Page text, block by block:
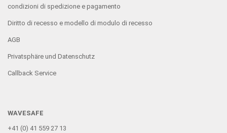
condizioni di spedizione e pagamento
Diritto di recesso e modello di modulo di recesso
AGB
Privatsphäre und Datenschutz
Callback Service
WAVESAFE
+41 (0) 41 559 27 13